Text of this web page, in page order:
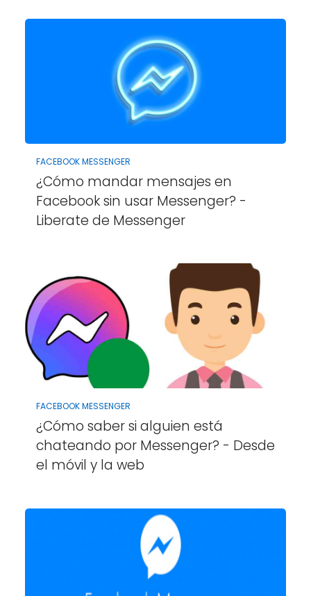
FACEBOOK MESSENGER
¿Cómo mandar mensajes en
Facebook sin usar Messenger? -
Liberate de Messenger
FACEBOOK MESSENGER
¿Cómo saber si alguien está
chateando por Messenger? - Desde
el móvil y la web